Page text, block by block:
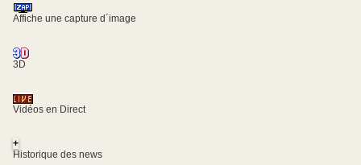
Affiche une capture d´image
3D
Vidéos en Direct
+
Historique des news